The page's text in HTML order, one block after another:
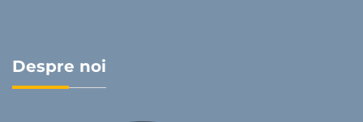
Despre noi